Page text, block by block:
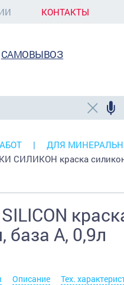
КОНТАКТЫ
САМОВЫВОЗ
ДЛЯ
СИЛИКОН краска
база A, 0,9л
Описание Тех.